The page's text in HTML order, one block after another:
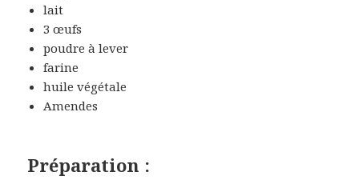
lait
3 œufs
poudre à lever
farine
huile végétale
Amendes
Préparation :